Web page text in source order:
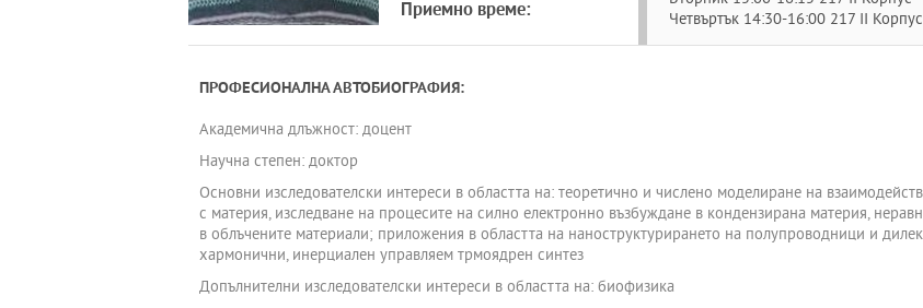
Приемно време:
Четвъртък 14:30-16:00 217 II Корпус
ПРОФЕСИОНАЛНА АВТОБИОГРАФИЯ:
Академична длъжност: доцент
Научна степен: доктор
Основни изследователски интереси в областта на: теоретично и числено моделиране на
с материя, изследване на процесите на силно електронно възбуждане в кондензирана материя,
в облъчените материали; приложения в областта на наноструктурирането на полупроводници и
хармонични, инерциален управляем трмоядрен синтез
Допълнителни изследователски интереси в областта на: биофизика